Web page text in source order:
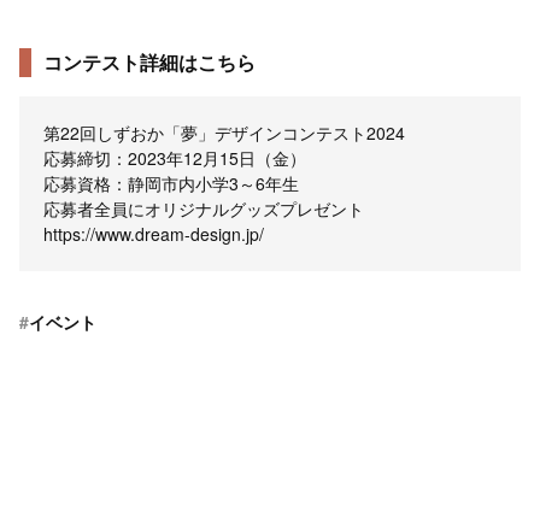
コンテスト詳細はこちら
第22回しずおか「夢」デザインコンテスト2024
応募締切：2023年12月15日（金）
応募資格：静岡市内小学3～6年生
応募者全員にオリジナルグッズプレゼント
https://www.dream-design.jp/
#イベント